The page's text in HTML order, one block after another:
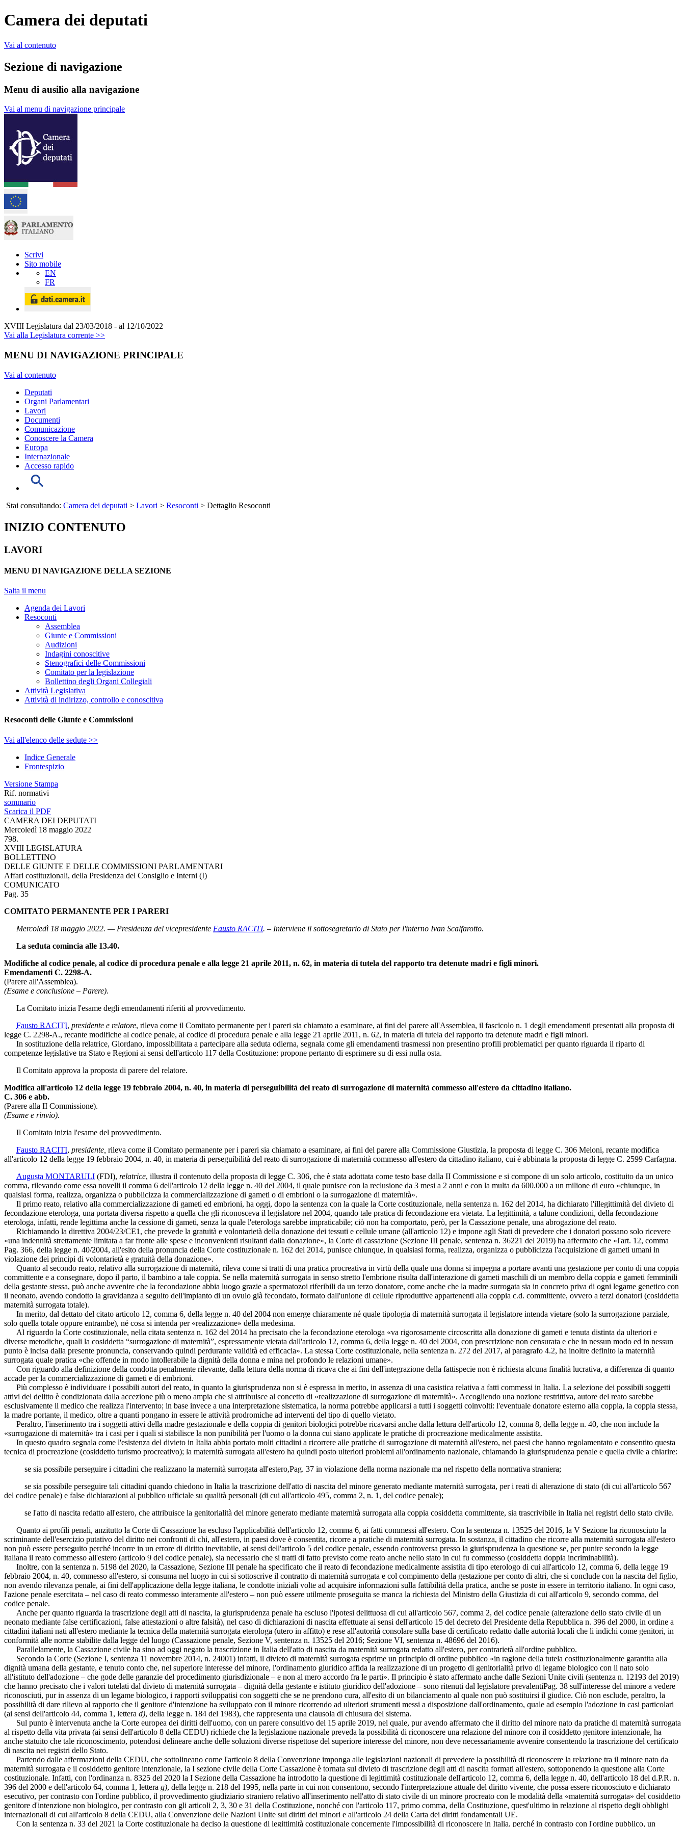
Camera dei deputati
Vai al contenuto
Sezione di navigazione
Menu di ausilio alla navigazione
Vai al menu di navigazione principale
Scrivi
Sito mobile
EN
FR
XVIII Legislatura dal 23/03/2018 - al 12/10/2022
Vai alla Legislatura corrente >>
MENU DI NAVIGAZIONE PRINCIPALE
Vai al contenuto
Deputati
Organi Parlamentari
Lavori
Documenti
Comunicazione
Conoscere la Camera
Europa
Internazionale
Accesso rapido
Stai consultando: Camera dei deputati > Lavori > Resoconti > Dettaglio Resoconti
INIZIO CONTENUTO
LAVORI
MENU DI NAVIGAZIONE DELLA SEZIONE
Salta il menu
Agenda dei Lavori
Resoconti
Assemblea
Giunte e Commissioni
Audizioni
Indagini conoscitive
Stenografici delle Commissioni
Comitato per la legislazione
Bollettino degli Organi Collegiali
Attività Legislativa
Attività di indirizzo, controllo e conoscitiva
Resoconti delle Giunte e Commissioni
Vai all'elenco delle sedute >>
Indice Generale
Frontespizio
Versione Stampa
Rif. normativi
sommario
Scarica il PDF
CAMERA DEI DEPUTATI
Mercoledì 18 maggio 2022
798.
XVIII LEGISLATURA
BOLLETTINO
DELLE GIUNTE E DELLE COMMISSIONI PARLAMENTARI
Affari costituzionali, della Presidenza del Consiglio e Interni (I)
COMUNICATO
Pag. 35
COMITATO PERMANENTE PER I PARERI
Mercoledì 18 maggio 2022. — Presidenza del vicepresidente Fausto RACITI. – Interviene il sottosegretario di Stato per l'interno Ivan Scalfarotto.
La seduta comincia alle 13.40.
Modifiche al codice penale, al codice di procedura penale e alla legge 21 aprile 2011, n. 62, in materia di tutela del rapporto tra detenute madri e figli minori.
Emendamenti C. 2298-A.
(Parere all'Assemblea).
(Esame e conclusione – Parere).
La Comitato inizia l'esame degli emendamenti riferiti al provvedimento.
Fausto RACITI, presidente e relatore, rileva come il Comitato permanente per i pareri sia chiamato a esaminare, ai fini del parere all'Assemblea, il fascicolo n. 1 degli emendamenti presentati alla proposta di
legge C. 2298-A., recante modifiche al codice penale, al codice di procedura penale e alla legge 21 aprile 2011, n. 62, in materia di tutela del rapporto tra detenute madri e figli minori.
In sostituzione della relatrice, Giordano, impossibilitata a partecipare alla seduta odierna, segnala come gli emendamenti trasmessi non presentino profili problematici per quanto riguarda il riparto di
competenze legislative tra Stato e Regioni ai sensi dell'articolo 117 della Costituzione: propone pertanto di esprimere su di essi nulla osta.
Il Comitato approva la proposta di parere del relatore.
Modifica all'articolo 12 della legge 19 febbraio 2004, n. 40, in materia di perseguibilità del reato di surrogazione di maternità commesso all'estero da cittadino italiano.
C. 306 e abb.
(Parere alla II Commissione).
(Esame e rinvio).
Il Comitato inizia l'esame del provvedimento.
Fausto RACITI, presidente, rileva come il Comitato permanente per i pareri sia chiamato a esaminare, ai fini del parere alla Commissione Giustizia, la proposta di legge C. 306 Meloni, recante modifica
all'articolo 12 della legge 19 febbraio 2004, n. 40, in materia di perseguibilità del reato di surrogazione di maternità commesso all'estero da cittadino italiano, cui è abbinata la proposta di legge C. 2599 Carfagna.
Augusta MONTARULI (FDI), relatrice, illustra il contenuto della proposta di legge C. 306, che è stata adottata come testo base dalla II Commissione e si compone di un solo articolo, costituito da un unico
comma, rilevando come essa novelli il comma 6 dell'articolo 12 della legge n. 40 del 2004, il quale punisce con la reclusione da 3 mesi a 2 anni e con la multa da 600.000 a un milione di euro «chiunque, in
qualsiasi forma, realizza, organizza o pubblicizza la commercializzazione di gameti o di embrioni o la surrogazione di maternità».
Il primo reato, relativo alla commercializzazione di gameti ed embrioni, ha oggi, dopo la sentenza con la quale la Corte costituzionale, nella sentenza n. 162 del 2014, ha dichiarato l'illegittimità del divieto di
fecondazione eterologa, una portata diversa rispetto a quella che gli riconosceva il legislatore nel 2004, quando tale pratica di fecondazione era vietata. La legittimità, a talune condizioni, della fecondazione
eterologa, infatti, rende legittima anche la cessione di gameti, senza la quale l'eterologa sarebbe impraticabile; ciò non ha comportato, però, per la Cassazione penale, una abrogazione del reato.
Richiamando la direttiva 2004/23/CE1, che prevede la gratuità e volontarietà della donazione dei tessuti e cellule umane (all'articolo 12) e impone agli Stati di prevedere che i donatori possano solo ricevere
«una indennità strettamente limitata a far fronte alle spese e inconvenienti risultanti dalla donazione», la Corte di cassazione (Sezione III penale, sentenza n. 36221 del 2019) ha affermato che «l'art. 12, comma
Pag. 366, della legge n. 40/2004, all'esito della pronuncia della Corte costituzionale n. 162 del 2014, punisce chiunque, in qualsiasi forma, realizza, organizza o pubblicizza l'acquisizione di gameti umani in
violazione dei principi di volontarietà e gratuità della donazione».
Quanto al secondo reato, relativo alla surrogazione di maternità, rileva come si tratti di una pratica procreativa in virtù della quale una donna si impegna a portare avanti una gestazione per conto di una coppia
committente e a consegnare, dopo il parto, il bambino a tale coppia. Se nella maternità surrogata in senso stretto l'embrione risulta dall'interazione di gameti maschili di un membro della coppia e gameti femminili
della gestante stessa, può anche avvenire che la fecondazione abbia luogo grazie a spermatozoi riferibili da un terzo donatore, come anche che la madre surrogata sia in concreto priva di ogni legame genetico con
il neonato, avendo condotto la gravidanza a seguito dell'impianto di un ovulo già fecondato, formato dall'unione di cellule riproduttive appartenenti alla coppia c.d. committente, ovvero a terzi donatori (cosiddetta
maternità surrogata totale).
In merito, dal dettato del citato articolo 12, comma 6, della legge n. 40 del 2004 non emerge chiaramente né quale tipologia di maternità surrogata il legislatore intenda vietare (solo la surrogazione parziale,
solo quella totale oppure entrambe), né cosa si intenda per «realizzazione» della medesima.
Al riguardo la Corte costituzionale, nella citata sentenza n. 162 del 2014 ha precisato che la fecondazione eterologa «va rigorosamente circoscritta alla donazione di gameti e tenuta distinta da ulteriori e
diverse metodiche, quali la cosiddetta “surrogazione di maternità”, espressamente vietata dall'articolo 12, comma 6, della legge n. 40 del 2004, con prescrizione non censurata e che in nessun modo ed in nessun
punto è incisa dalla presente pronuncia, conservando quindi perdurante validità ed efficacia». La stessa Corte costituzionale, nella sentenza n. 272 del 2017, al paragrafo 4.2, ha inoltre definito la maternità
surrogata quale pratica «che offende in modo intollerabile la dignità della donna e mina nel profondo le relazioni umane».
Con riguardo alla definizione della condotta penalmente rilevante, dalla lettura della norma di ricava che ai fini dell'integrazione della fattispecie non è richiesta alcuna finalità lucrativa, a differenza di quanto
accade per la commercializzazione di gameti e di embrioni.
Più complesso è individuare i possibili autori del reato, in quanto la giurisprudenza non si è espressa in merito, in assenza di una casistica relativa a fatti commessi in Italia. La selezione dei possibili soggetti
attivi del delitto è condizionata dalla accezione più o meno ampia che si attribuisce al concetto di «realizzazione di surrogazione di maternità». Accogliendo una nozione restrittiva, autore del reato sarebbe
esclusivamente il medico che realizza l'intervento; in base invece a una interpretazione sistematica, la norma potrebbe applicarsi a tutti i soggetti coinvolti: l'eventuale donatore esterno alla coppia, la coppia stessa,
la madre portante, il medico, oltre a quanti pongano in essere le attività prodromiche ad interventi del tipo di quello vietato.
Peraltro, l'inserimento tra i soggetti attivi della madre gestazionale e della coppia di genitori biologici potrebbe ricavarsi anche dalla lettura dell'articolo 12, comma 8, della legge n. 40, che non include la
«surrogazione di maternità» tra i casi per i quali si stabilisce la non punibilità per l'uomo o la donna cui siano applicate le pratiche di procreazione medicalmente assistita.
In questo quadro segnala come l'esistenza del divieto in Italia abbia portato molti cittadini a ricorrere alle pratiche di surrogazione di maternità all'estero, nei paesi che hanno regolamentato e consentito questa
tecnica di procreazione (cosiddetto turismo procreativo); la maternità surrogata all'estero ha quindi posto ulteriori problemi all'ordinamento nazionale, chiamando la giurisprudenza penale e quella civile a chiarire:
se sia possibile perseguire i cittadini che realizzano la maternità surrogata all'estero,Pag. 37 in violazione della norma nazionale ma nel rispetto della normativa straniera;
se sia possibile perseguire tali cittadini quando chiedono in Italia la trascrizione dell'atto di nascita del minore generato mediante maternità surrogata, per i reati di alterazione di stato (di cui all'articolo 567
del codice penale) e false dichiarazioni al pubblico ufficiale su qualità personali (di cui all'articolo 495, comma 2, n. 1, del codice penale);
se l'atto di nascita redatto all'estero, che attribuisce la genitorialità del minore generato mediante maternità surrogata alla coppia cosiddetta committente, sia trascrivibile in Italia nei registri dello stato civile.
Quanto ai profili penali, anzitutto la Corte di Cassazione ha escluso l'applicabilità dell'articolo 12, comma 6, ai fatti commessi all'estero. Con la sentenza n. 13525 del 2016, la V Sezione ha riconosciuto la
scriminante dell'esercizio putativo del diritto nei confronti di chi, all'estero, in paesi dove è consentita, ricorre a pratiche di maternità surrogata. In sostanza, il cittadino che ricorre alla maternità surrogata all'estero
non può essere perseguito perché incorre in un errore di diritto inevitabile, ai sensi dell'articolo 5 del codice penale, essendo controversa presso la giurisprudenza la questione se, per punire secondo la legge
italiana il reato commesso all'estero (articolo 9 del codice penale), sia necessario che si tratti di fatto previsto come reato anche nello stato in cui fu commesso (cosiddetta doppia incriminabilità).
Inoltre, con la sentenza n. 5198 del 2020, la Cassazione, Sezione III penale ha specificato che il reato di fecondazione medicalmente assistita di tipo eterologo di cui all'articolo 12, comma 6, della legge 19
febbraio 2004, n. 40, commesso all'estero, si consuma nel luogo in cui si sottoscrive il contratto di maternità surrogata e col compimento della gestazione per conto di altri, che si conclude con la nascita del figlio,
non avendo rilevanza penale, ai fini dell'applicazione della legge italiana, le condotte iniziali volte ad acquisire informazioni sulla fattibilità della pratica, anche se poste in essere in territorio italiano. In ogni caso,
l'azione penale esercitata – nel caso di reato commesso interamente all'estero – non può essere utilmente proseguita se manca la richiesta del Ministro della Giustizia di cui all'articolo 9, secondo comma, del
codice penale.
Anche per quanto riguarda la trascrizione degli atti di nascita, la giurisprudenza penale ha escluso l'ipotesi delittuosa di cui all'articolo 567, comma 2, del codice penale (alterazione dello stato civile di un
neonato mediante false certificazioni, false attestazioni o altre falsità), nel caso di dichiarazioni di nascita effettuate ai sensi dell'articolo 15 del decreto del Presidente della Repubblica n. 396 del 2000, in ordine a
cittadini italiani nati all'estero mediante la tecnica della maternità surrogata eterologa (utero in affitto) e rese all'autorità consolare sulla base di certificato redatto dalle autorità locali che li indichi come genitori, in
conformità alle norme stabilite dalla legge del luogo (Cassazione penale, Sezione V, sentenza n. 13525 del 2016; Sezione VI, sentenza n. 48696 del 2016).
Parallelamente, la Cassazione civile ha sino ad oggi negato la trascrizione in Italia dell'atto di nascita da maternità surrogata redatto all'estero, per contrarietà all'ordine pubblico.
Secondo la Corte (Sezione I, sentenza 11 novembre 2014, n. 24001) infatti, il divieto di maternità surrogata esprime un principio di ordine pubblico «in ragione della tutela costituzionalmente garantita alla
dignità umana della gestante, e tenuto conto che, nel superiore interesse del minore, l'ordinamento giuridico affida la realizzazione di un progetto di genitorialità privo di legame biologico con il nato solo
all'istituto dell'adozione – che gode delle garanzie del procedimento giurisdizionale – e non al mero accordo fra le parti». Il principio è stato affermato anche dalle Sezioni Unite civili (sentenza n. 12193 del 2019)
che hanno precisato che i valori tutelati dal divieto di maternità surrogata – dignità della gestante e istituto giuridico dell'adozione – sono ritenuti dal legislatore prevalentiPag. 38 sull'interesse del minore a vedere
riconosciuti, pur in assenza di un legame biologico, i rapporti sviluppatisi con soggetti che se ne prendono cura, all'esito di un bilanciamento al quale non può sostituirsi il giudice. Ciò non esclude, peraltro, la
possibilità di dare rilievo al rapporto che il genitore d'intenzione ha sviluppato con il minore ricorrendo ad ulteriori strumenti messi a disposizione dall'ordinamento, quale ad esempio l'adozione in casi particolari
(ai sensi dell'articolo 44, comma 1, lettera d), della legge n. 184 del 1983), che rappresenta una clausola di chiusura del sistema.
Sul punto è intervenuta anche la Corte europea dei diritti dell'uomo, con un parere consultivo del 15 aprile 2019, nel quale, pur avendo affermato che il diritto del minore nato da pratiche di maternità surrogata
al rispetto della vita privata (ai sensi dell'articolo 8 della CEDU) richiede che la legislazione nazionale preveda la possibilità di riconoscere una relazione del minore con il cosiddetto genitore intenzionale, ha
anche statuito che tale riconoscimento, potendosi delineare anche delle soluzioni diverse rispettose del superiore interesse del minore, non deve necessariamente avvenire consentendo la trascrizione del certificato
di nascita nei registri dello Stato.
Partendo dalle affermazioni della CEDU, che sottolineano come l'articolo 8 della Convenzione imponga alle legislazioni nazionali di prevedere la possibilità di riconoscere la relazione tra il minore nato da
maternità surrogata e il cosiddetto genitore intenzionale, la I sezione civile della Corte Cassazione è tornata sul divieto di trascrizione degli atti di nascita formati all'estero, sottoponendo la questione alla Corte
costituzionale. Infatti, con l'ordinanza n. 8325 del 2020 la I Sezione della Cassazione ha introdotto la questione di legittimità costituzionale dell'articolo 12, comma 6, della legge n. 40, dell'articolo 18 del d.P.R. n.
396 del 2000 e dell'articolo 64, comma 1, lettera g), della legge n. 218 del 1995, nella parte in cui non consentono, secondo l'interpretazione attuale del diritto vivente, che possa essere riconosciuto e dichiarato
esecutivo, per contrasto con l'ordine pubblico, il provvedimento giudiziario straniero relativo all'inserimento nell'atto di stato civile di un minore procreato con le modalità della «maternità surrogata» del cosiddetto
genitore d'intenzione non biologico, per contrasto con gli articoli 2, 3, 30 e 31 della Costituzione, nonché con l'articolo 117, primo comma, della Costituzione, quest'ultimo in relazione al rispetto degli obblighi
internazionali di cui all'articolo 8 della CEDU, alla Convenzione delle Nazioni Unite sui diritti dei minori e all'articolo 24 della Carta dei diritti fondamentali UE.
Con la sentenza n. 33 del 2021 la Corte costituzionale ha deciso la questione di legittimità costituzionale concernente l'impossibilità di riconoscere in Italia, perché in contrasto con l'ordine pubblico, un